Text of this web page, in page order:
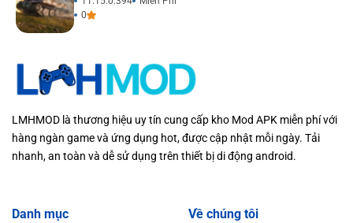
0
LMHMOD là thương hiệu uy tín cung cấp kho Mod APK miễn phí với
hàng ngàn game và ứng dụng hot, được cập nhật mỗi ngày. Tải
nhanh, an toàn và dễ sử dụng trên thiết bị di động android.
Danh mục Về chúng tôi